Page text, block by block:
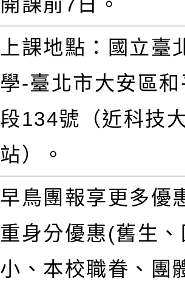
開課前7日。
上課地點：國立臺
學-臺北市大安區
段134號（近科技
站）。
早鳥團報享更多優
重身分優惠(舊生
小、本校職眷、團